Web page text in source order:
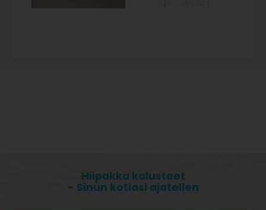
Hiipakka kalusteet
- Sinun kotiasi ajatellen